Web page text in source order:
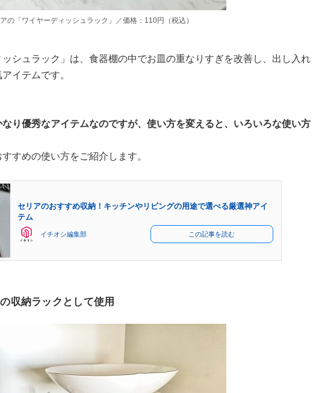
の「ワイヤーディッシュラック」／価格：110円（税込）
シュラック」は、食器棚の中でお皿の重なりすぎを改善し、出し入れ
イテムです。
り優秀なアイテムなのですが、使い方を変えると、いろいろな使い方
すめの使い方をご紹介します。
セリアのおすすめ収納！キッチンやリビングの用途で選べる厳選神アイ
テム
イチオシ編集部 この記事を読む
収納ラックとして使用